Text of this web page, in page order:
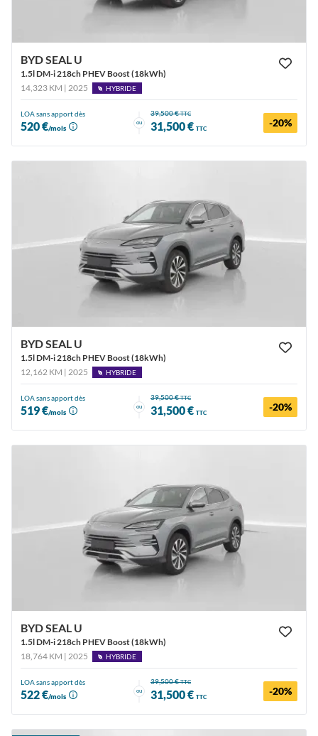
BYD SEAL U
1.5l DM-i 218ch PHEV Boost (18kWh)
14,323 KM | 2025
HYBRIDE
LOA sans apport dès
520 €/mois
ou
39,500 €TTC
31,500 € TTC -20%
BYD SEAL U
1.5l DM-i 218ch PHEV Boost (18kWh)
12,162 KM | 2025
HYBRIDE
LOA sans apport dès
519 €/mois
ou
39,500 €TTC
31,500 € TTC -20%
BYD SEAL U
1.5l DM-i 218ch PHEV Boost (18kWh)
18,764 KM | 2025
HYBRIDE
LOA sans apport dès
522 €/mois
ou
39,500 €TTC
31,500 € TTC -20%